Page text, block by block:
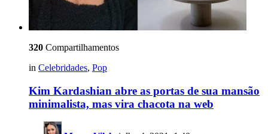
320 Compartilhamentos
in Celebridades, Pop
Kim Kardashian abre as portas de sua mansão
minimalista, mas vira chacota na web